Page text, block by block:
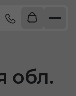
обл.